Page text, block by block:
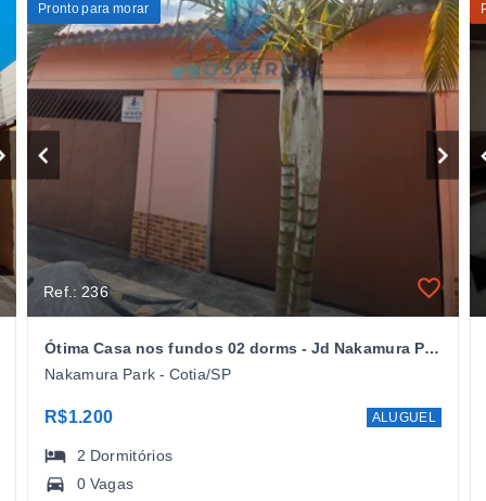
Pronto para morar
Ref.: 236
Ótima Casa nos fundos 02 dorms - Jd Nakamura Park - Cotia/SP
Nakamura Park - Cotia/SP
R$1.200 ALUGUEL
2 Dormitórios
0 Vagas